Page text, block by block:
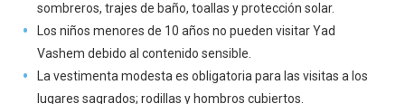
sombreros, trajes de baño, toallas y protección solar.
Los niños menores de 10 años no pueden visitar Yad
Vashem debido al contenido sensible.
La vestimenta modesta es obligatoria para las visitas a los
lugares sagrados; rodillas y hombros cubiertos.